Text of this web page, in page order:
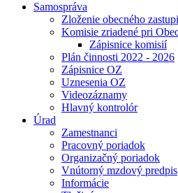
Samospráva
Zloženie obecného
Komisie zriadené pri
Zápisnice komisií
Plán činnosti 2022 - 2026
Zápisnice OZ
Uznesenia OZ
Videozáznamy
Hlavný kontrolór
Úrad
Zamestnanci
Pracovný poriadok
Organizačný poriadok
Vnútorný mzdový predpis
Informácie